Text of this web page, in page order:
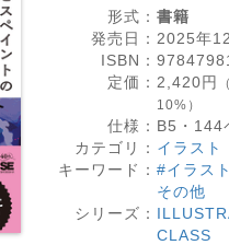
形式： 書籍
発売日： 2025年
ISBN：
定価： 2,420円
10%）
仕様： B5・ 144
カテゴリ： イラスト
キーワード： #イラス
その他
シリーズ：
CLASS